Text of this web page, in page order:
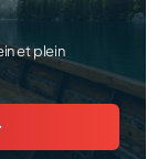
et plein